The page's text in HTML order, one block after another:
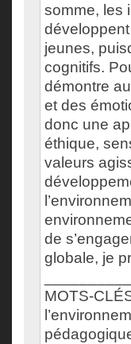
somme, les
développent
jeunes,
cognitifs.
démontre
et des
donc une
éthique,
valeurs
de
globale, je
MOTS-